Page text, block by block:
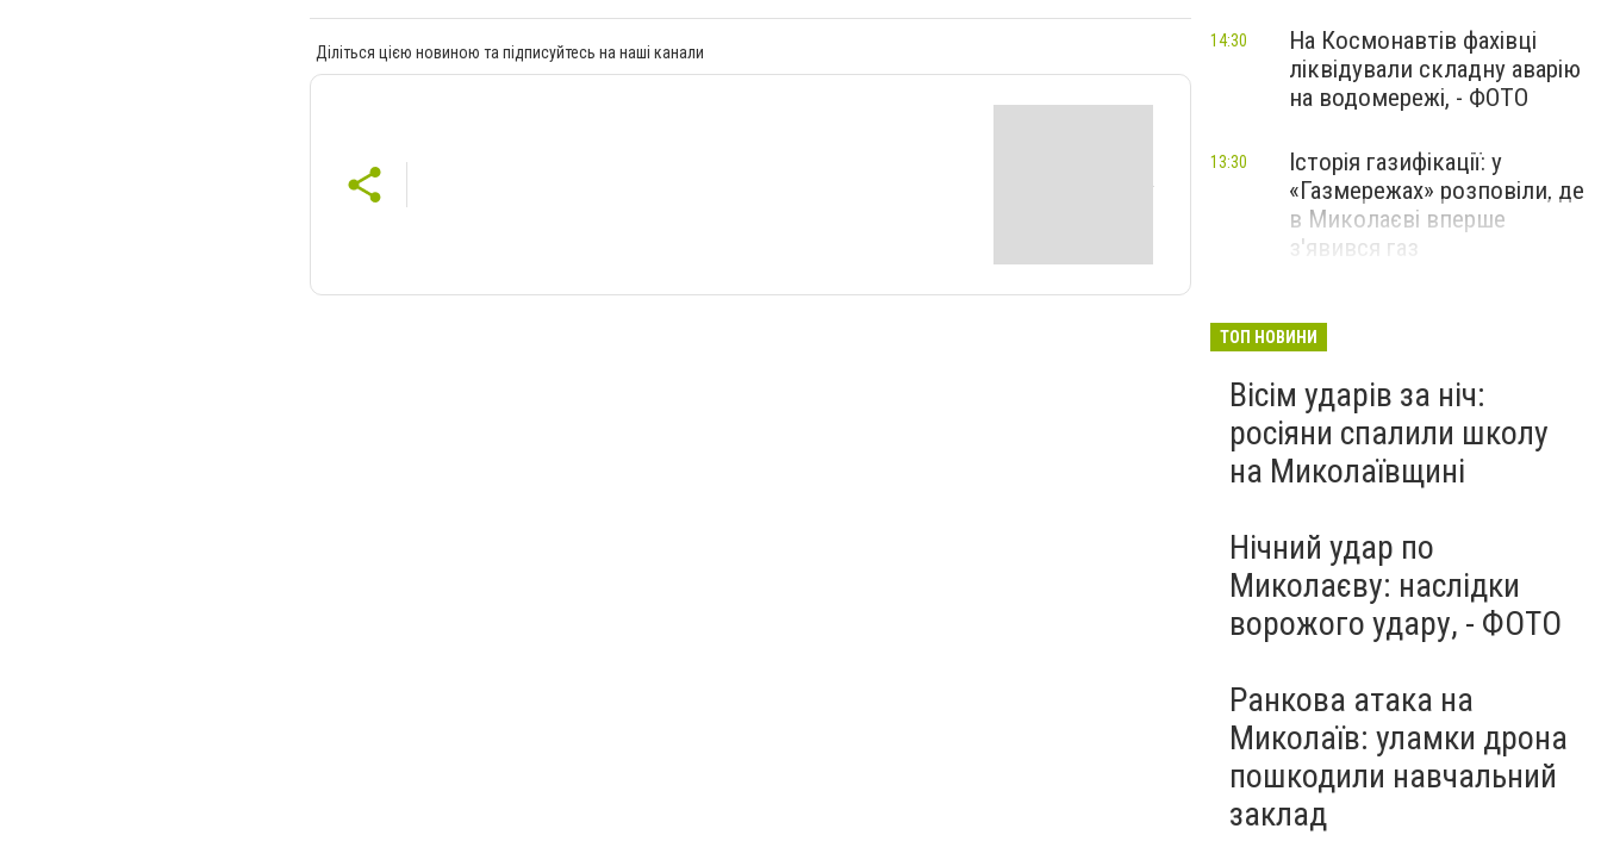
Діліться цією новиною та підписуйтесь на наші канали
На Космонавтів фахівці
ліквідували складну аварію
на водомережі, - ФОТО
14:30
Історія газифікації: у
«Газмережах» розповіли, де
в Миколаєві вперше
з'явився газ
13:30
Миколаєві 2026: шукаємо
перезавантаження
ПАРТНЕРСЬКИЙ СПЕЦПРОЄКТ
ТОП НОВИНИ
Вісім ударів за ніч:
росіяни спалили школу
на Миколаївщині
Нічний удар по
Миколаєву: наслідки
ворожого удару, - ФОТО
Ранкова атака на
Миколаїв: уламки дрона
пошкодили навчальний
заклад